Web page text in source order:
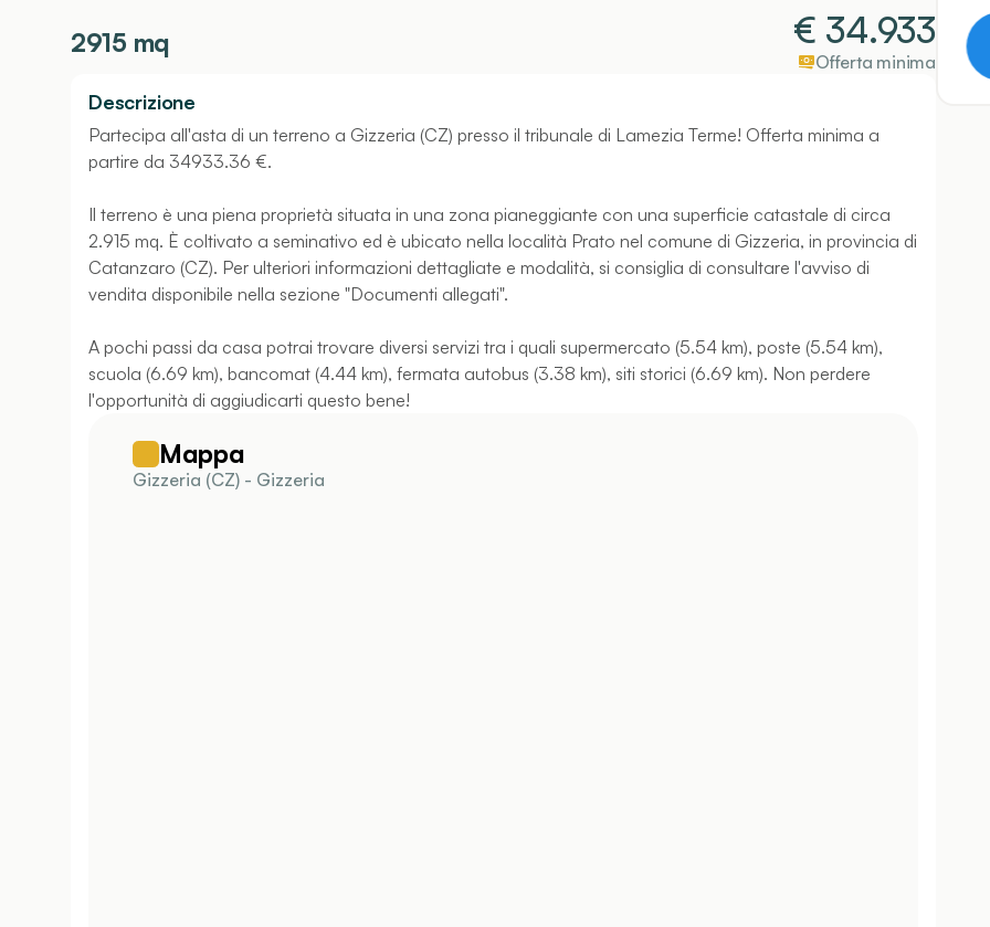
2915 mq € 34.933
Offerta minima
Descrizione
Partecipa all'asta di un terreno a Gizzeria (CZ) presso il tribunale di Lamezia Terme! Offerta minima a
partire da 34933.36 €.
Il terreno è una piena proprietà situata in una zona pianeggiante con una superficie catastale di circa
2.915 mq. È coltivato a seminativo ed è ubicato nella località Prato nel comune di Gizzeria, in provincia di
Catanzaro (CZ). Per ulteriori informazioni dettagliate e modalità, si consiglia di consultare l'avviso di
vendita disponibile nella sezione "Documenti allegati".
A pochi passi da casa potrai trovare diversi servizi tra i quali supermercato (5.54 km), poste (5.54 km),
scuola (6.69 km), bancomat (4.44 km), fermata autobus (3.38 km), siti storici (6.69 km). Non perdere
l'opportunità di aggiudicarti questo bene!
Mappa
Gizzeria (CZ) - Gizzeria